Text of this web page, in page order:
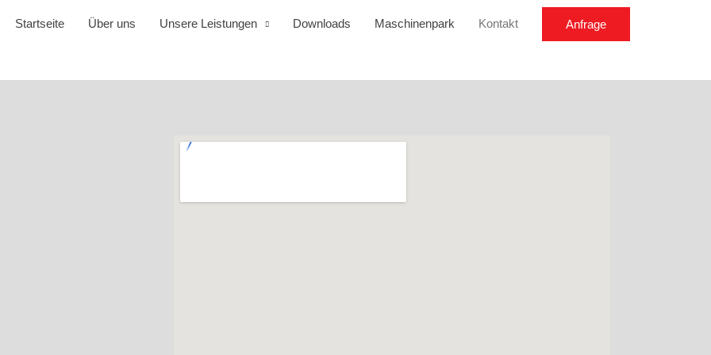
Startseite Über uns Unsere Leistungen Downloads Maschinenpark Kontakt Anfrage